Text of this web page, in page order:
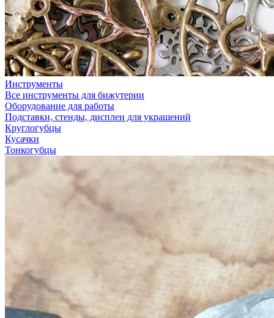
Инструменты
Все инструменты для бижутерии
Оборудование для работы
Подставки, стенды, дисплеи для украшений
Круглогубцы
Кусачки
Тонкогубцы